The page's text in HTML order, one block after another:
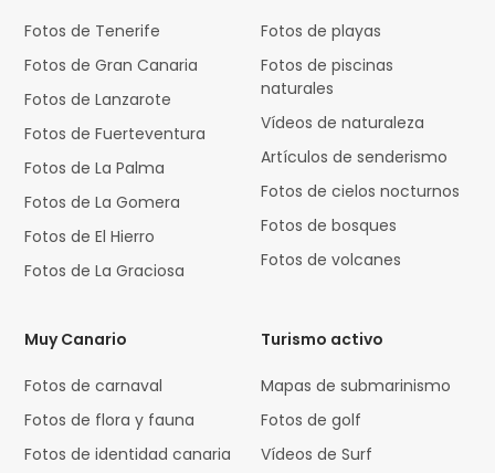
Fotos de Tenerife
Fotos de Gran Canaria
Fotos de Lanzarote
Fotos de Fuerteventura
Fotos de La Palma
Fotos de La Gomera
Fotos de El Hierro
Fotos de La Graciosa
Fotos de playas
Fotos de piscinas
naturales
Vídeos de naturaleza
Artículos de senderismo
Fotos de cielos nocturnos
Fotos de bosques
Fotos de volcanes
Muy Canario
Fotos de carnaval
Fotos de flora y fauna
Fotos de identidad canaria
Turismo activo
Mapas de submarinismo
Fotos de golf
Vídeos de Surf